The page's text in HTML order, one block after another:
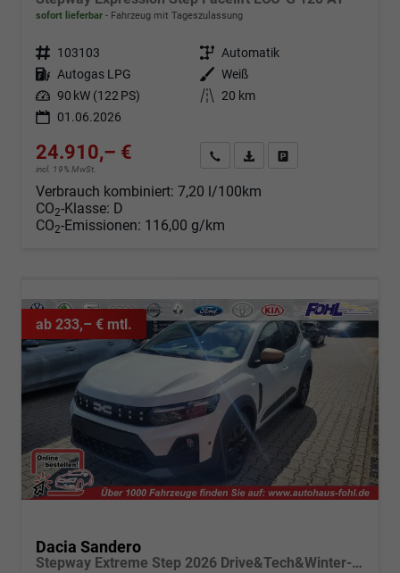
sofort lieferbar Fahrzeug mit Tageszulassung
Fahrzeugnr. 103103 Getriebe Automatik
Kraftstoff Autogas LPG Außenfarbe Weiß
Leistung 90 kW (122 PS) Kilometerstand 20 km
01.06.2026
24.910,– €
incl. 19% MwSt.
Angebot anfordern
Fahrzeugexpose (PDF)
Verbrauch kombiniert: 7,20 l/100km
CO2-Klasse: D
CO2-Emissionen: 116,00 g/km
ab 233,– € mtl.
Dacia Sandero
Stepway Extreme Step 2026 Drive&Tech&Winter-Pack